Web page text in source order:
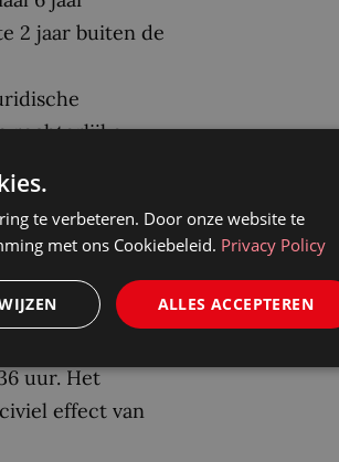
2 jaar buiten de
rechterlijke
Macht. Volgens
tot
uur. Het
effect van
te verbeteren. Door onze website te
met ons Cookiebeleid. Privacy Policy
ALLES ACCEPTEREN